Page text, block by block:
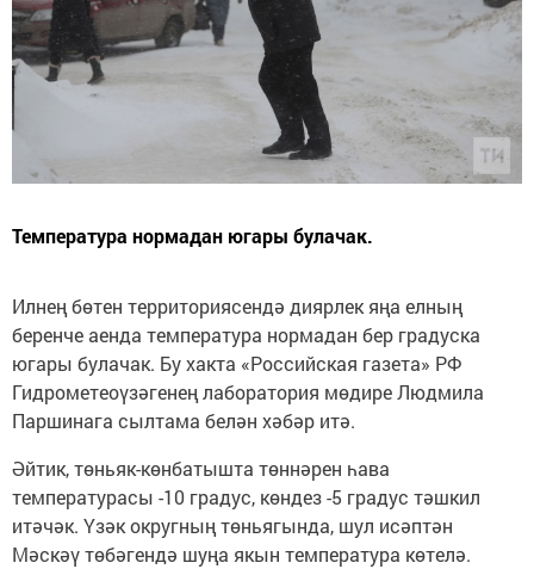
Температура нормадан югары булачак.
Илнең бөтен территориясендә диярлек яңа елның
беренче аенда температура нормадан бер градуска
югары булачак. Бу хакта «Российская газета» РФ
Гидрометеоүзәгенең лаборатория мөдире Людмила
Паршинага сылтама белән хәбәр итә.
Әйтик, төньяк-көнбатышта төннәрен һава
температурасы -10 градус, көндез -5 градус тәшкил
итәчәк. Үзәк округның төньягында, шул исәптән
Мәскәү төбәгендә шуңа якын температура көтелә.